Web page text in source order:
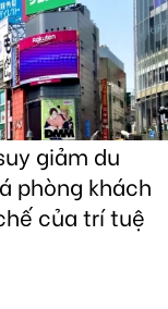
giảm du
phòng khách
của trí tuệ